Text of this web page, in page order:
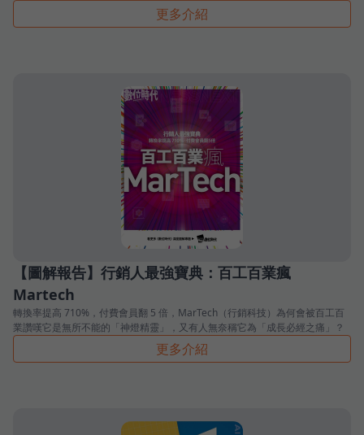
更多介紹
【圖解報告】行銷人最強寶典：百工百業瘋
Martech
轉換率提高 710%，付費會員翻 5 倍，MarTech（行銷科技）為何會被百工百
業讚嘆它是無所不能的「神燈精靈」，又有人無奈稱它為「成長必經之痛」？
更多介紹